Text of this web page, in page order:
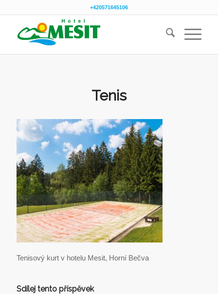
+420571645106
Tenis
Tenisový kurt v hotelu Mesit, Horní Bečva
Sdílej tento příspěvek